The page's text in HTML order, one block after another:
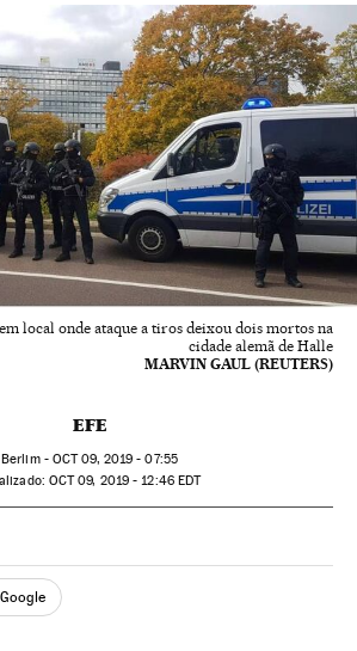
local onde ataque a tiros deixou dois mortos na
cidade alemã de Halle
MARVIN GAUL (REUTERS)
EFE
Berlim - OCT09, 2019 - 07:55
OCT09, 2019 - 12:46EDT
en TwitterRedes Sociales